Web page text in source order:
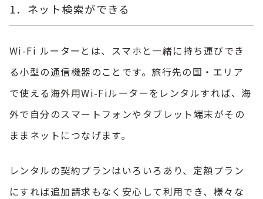
1．ネット検索ができる
Wi-Fi ルーターとは、スマホと一緒に持ち運びでき
る小型の通信機器のことです。旅行先の国・エリア
で使える海外用Wi-Fiルーターをレンタルすれば、海
外で自分のスマートフォンやタブレット端末がその
ままネットにつなげます。
レンタルの契約プランはいろいろあり、定額プラン
にすれば追加請求もなく安心して利用でき、様々な